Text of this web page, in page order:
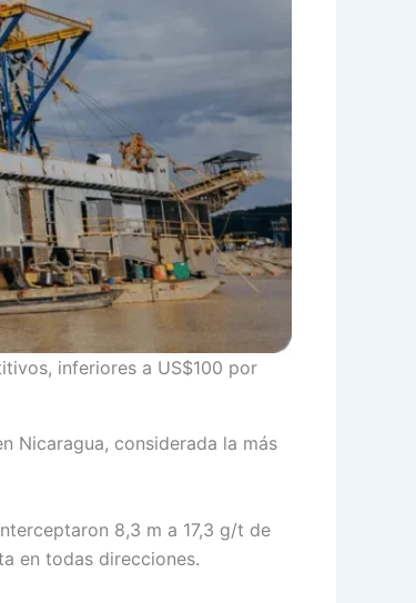
inferiores a US$100 por
Nicaragua, considerada la más
8,3 m a 17,3 g/t de
en todas direcciones.